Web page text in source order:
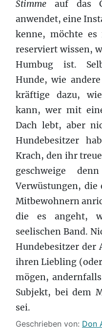
Stimme auf das
anwendet, eine
kenne, möchte es
reserviert wissen,
Humbug ist.
Hunde, wie
kräftige dazu,
kann, wer mit
Dach lebt, aber
Hundebesitzer
Krach, den ihr
geschweige
Verwüstungen,
Mitbewohnern
die es angeht,
seelischen Band.
Hundebesitzer der
ihren Liebling
mögen,
Subjekt, bei dem
sei.
Details
Geschrieben von: Don